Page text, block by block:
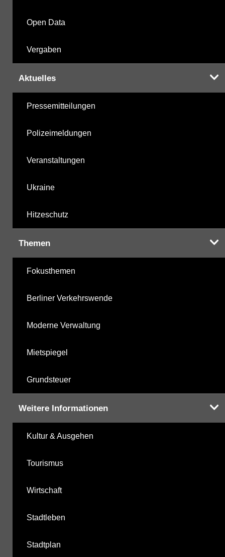
Open Data
Vergaben
Aktuelles
Pressemitteilungen
Polizeimeldungen
Veranstaltungen
Ukraine
Hitzeschutz
Themen
Fokusthemen
Berliner Verkehrswende
Moderne Verwaltung
Mietspiegel
Grundsteuer
Weitere Informationen
Kultur & Ausgehen
Tourismus
Wirtschaft
Stadtleben
Stadtplan